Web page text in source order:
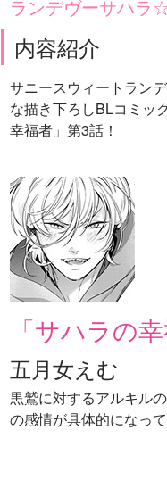
ランデヴーサハラ
内容紹介
サニースウィートラン
な描き下ろしBLコミッ
幸福者」第3話！
「サハラの
五月女えむ
黒鷲に対するアルキル
の感情が具体的になって